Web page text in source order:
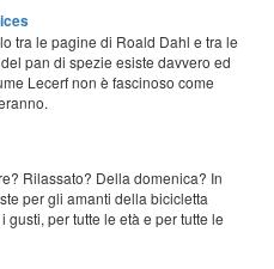
tra le pagine di Roald Dahl e tra le
pan di spezie esiste davvero ed
Lecerf non è fascinoso come
Rilassato? Della domenica? In
per gli amanti della bicicletta
gusti, per tutte le età e per tutte le